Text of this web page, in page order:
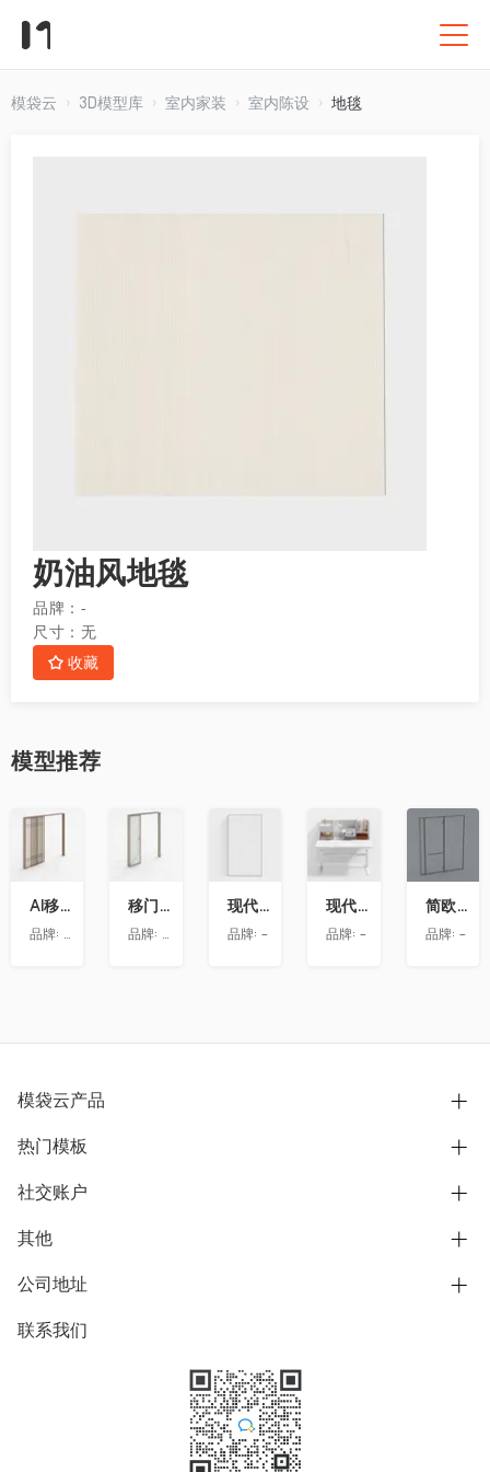
模袋云 3D模型库 室内家装 室内陈设 地毯
奶油风地毯
品牌： -
尺寸： 无
收藏
模型推荐
藏
AI移门-宋氏美学-厨房移门-J001
品牌:
效果公库
移门吊轨三联动完全打开
品牌:
万华唐唐
现代玻璃隔断
品牌: -
收
藏
现代书桌
品牌: -
简欧卫生间
品牌: -
模袋云产品
别墅设计营销
模型协同展示分享
别墅社区
别墅模板
热门模板
欧式别墅
中式别墅
日式别墅
社交账户
B站
抖音
微信公众号
其他
用户服务协议
隐私政策
公司地址
上海市浦东新区东方路1215-1217号
联系我们